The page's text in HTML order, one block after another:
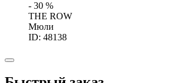
- 30 %
THE ROW
Мюли
ID: 48138